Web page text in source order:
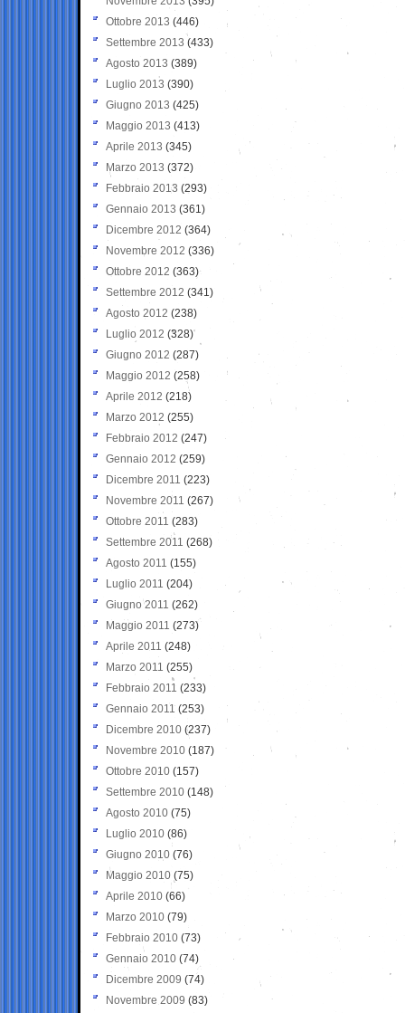
Ottobre 2013 (446)
Settembre 2013 (433)
Agosto 2013 (389)
Luglio 2013 (390)
Giugno 2013 (425)
Maggio 2013 (413)
Aprile 2013 (345)
Marzo 2013 (372)
Febbraio 2013 (293)
Gennaio 2013 (361)
Dicembre 2012 (364)
Novembre 2012 (336)
Ottobre 2012 (363)
Settembre 2012 (341)
Agosto 2012 (238)
Luglio 2012 (328)
Giugno 2012 (287)
Maggio 2012 (258)
Aprile 2012 (218)
Marzo 2012 (255)
Febbraio 2012 (247)
Gennaio 2012 (259)
Dicembre 2011 (223)
Novembre 2011 (267)
Ottobre 2011 (283)
Settembre 2011 (268)
Agosto 2011 (155)
Luglio 2011 (204)
Giugno 2011 (262)
Maggio 2011 (273)
Aprile 2011 (248)
Marzo 2011 (255)
Febbraio 2011 (233)
Gennaio 2011 (253)
Dicembre 2010 (237)
Novembre 2010 (187)
Ottobre 2010 (157)
Settembre 2010 (148)
Agosto 2010 (75)
Luglio 2010 (86)
Giugno 2010 (76)
Maggio 2010 (75)
Aprile 2010 (66)
Marzo 2010 (79)
Febbraio 2010 (73)
Gennaio 2010 (74)
Dicembre 2009 (74)
Novembre 2009 (83)